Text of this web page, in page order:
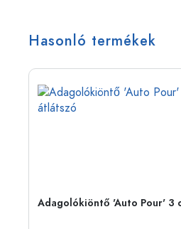
Hasonló termékek
Adagolókiöntő 'Auto Pour' 3